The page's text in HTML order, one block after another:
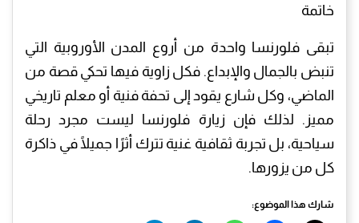
خاتمة
تبقى فلورنسا واحدة من أروع المدن الأوروبية التي
تنبض بالجمال والإبداع. فكل زاوية فيها تحكي قصة من
الماضي، وكل شارع يقود إلى تحفة فنية أو معلم تاريخي
مميز. لذلك فإن زيارة فلورنسا ليست مجرد رحلة
سياحية، بل تجربة ثقافية غنية تترك أثرًا جميلًا في ذاكرة
كل من يزورها.
شارك هذا الموضوع: